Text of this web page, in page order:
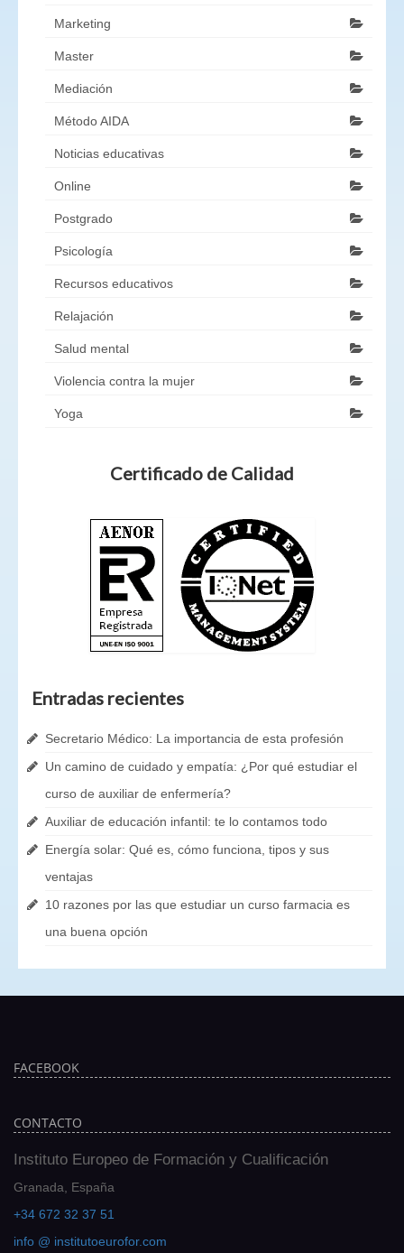
Marketing
Master
Mediación
Método AIDA
Noticias educativas
Online
Postgrado
Psicología
Recursos educativos
Relajación
Salud mental
Violencia contra la mujer
Yoga
Certificado de Calidad
Entradas recientes
Secretario Médico: La importancia de esta profesión
Un camino de cuidado y empatía: ¿Por qué estudiar el
curso de auxiliar de enfermería?
Auxiliar de educación infantil: te lo contamos todo
Energía solar: Qué es, cómo funciona, tipos y sus
ventajas
10 razones por las que estudiar un curso farmacia es
una buena opción
FACEBOOK
CONTACTO
Instituto Europeo de Formación y Cualificación
Granada, España
+34 672 32 37 51
info @ institutoeurofor.com